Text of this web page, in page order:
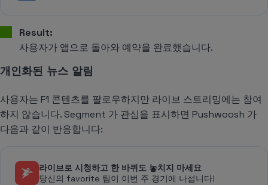
Result:
사용자가 앱으로 돌아와 예약을 완료했습니다.
개인화된 뉴스 알림
사용자는 F1 콘텐츠를 팔로우하지만 라이브 스트리밍에는 참여
하지 않습니다. Segment 가 관심을 표시하면 Pushwoosh 가
다음과 같이 반응합니다:
라이브로 시청하고 한 바퀴도 놓치지 마세요
당신의 favorite 팀이 이번 주 경기에 나섭니다!